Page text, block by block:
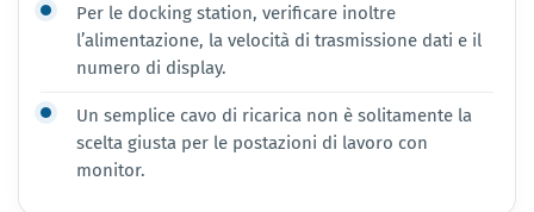
Per le docking station, verificare inoltre
l’alimentazione, la velocità di trasmissione dati e il
numero di display.
Un semplice cavo di ricarica non è solitamente la
scelta giusta per le postazioni di lavoro con
monitor.